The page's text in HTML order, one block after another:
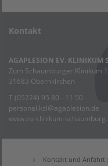
Kontakt
AGAPLESION EV. KLINIKUM
Zum Schaumburger Klinikum 1
31683 Obernkirchen
T (05724) 95 80 - 11 50
personal.ksl@agaplesion.de
www.ev-klinikum-
Kontakt und Anfahrt